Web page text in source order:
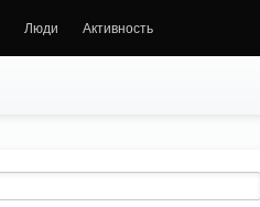
Люди Активность